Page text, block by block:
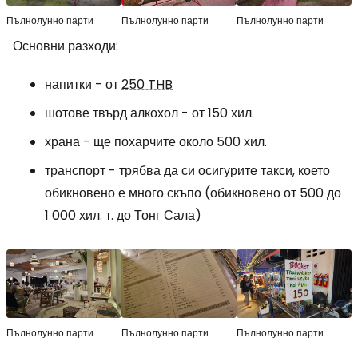
Пълнолунно парти Пълнолунно парти Пълнолунно парти
Основни разходи:
напитки - от250 THB
шотове твърд алкохол - от 150 хил.
храна - ще похарчите около 500 хил.
транспорт - трябва да си осигурите такси, което
обикновено е много скъпо (обикновено от 500 до
1 000 хил. т. до Тонг Сала)
Пълнолунно парти Пълнолунно парти Пълнолунно парти